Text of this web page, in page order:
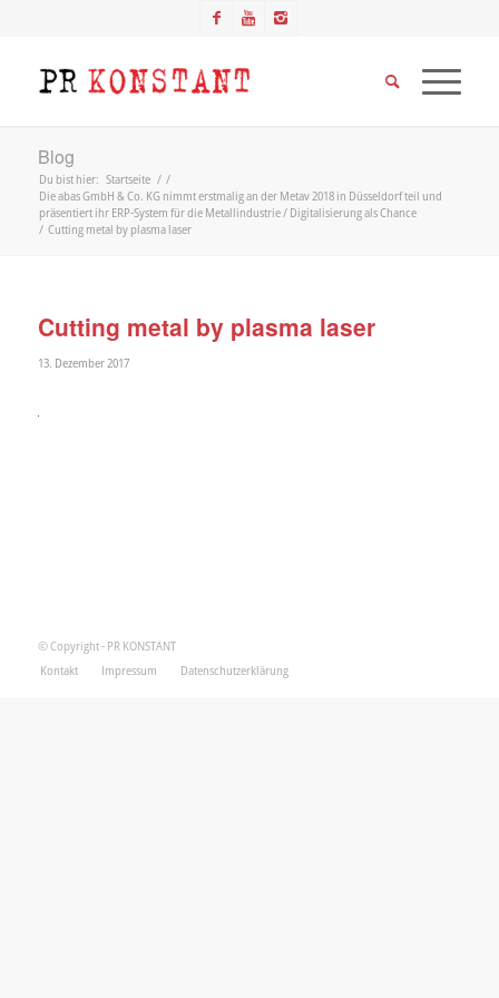
Blog
Du bist hier: Startseite / /
Die abas GmbH & Co. KG nimmt erstmalig an der Metav 2018 in Düsseldorf teil und
präsentiert ihr ERP-System für die Metallindustrie / Digitalisierung als Chance
/ Cutting metal by plasma laser
Cutting metal by plasma laser
13. Dezember 2017
© Copyright - PR KONSTANT
Kontakt
Impressum Datenschutzerklärung